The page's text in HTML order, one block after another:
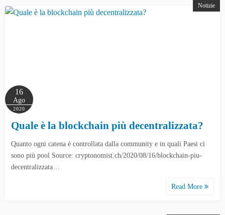
Notizie
16
Ago
2020
Quale è la blockchain più decentralizzata?
Quanto ogni catena è controllata dalla community e in quali Paesi ci
sono più pool Source: cryptonomist.ch/2020/08/16/blockchain-piu-
decentralizzata…
Read More